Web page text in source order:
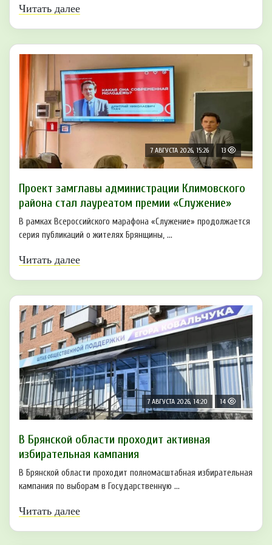
Читать далее
7 АВГУСТА 2026, 15:26 13
Проект замглавы администрации Климовского
района стал лауреатом премии «Служение»
В рамках Всероссийского марафона «Служение» продолжается
серия публикаций о жителях Брянщины, ...
Читать далее
7 АВГУСТА 2026, 14:20 14
В Брянской области проходит активная
избирательная кампания
В Брянской области проходит полномасштабная избирательная
кампания по выборам в Государственную ...
Читать далее